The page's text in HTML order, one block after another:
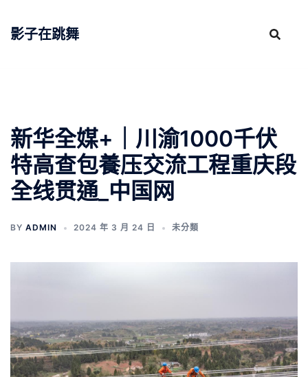
影子在跳舞
新华全媒+｜川渝1000千伏
特高查包養压交流工程重庆段
全线贯通_中国网
BY ADMIN 2024 年 3 月 24 日 未分類